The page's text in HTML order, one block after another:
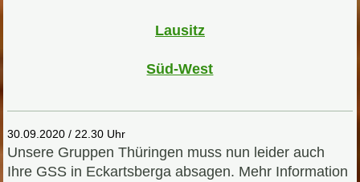
Lausitz
Süd-West
30.09.2020 / 22.30 Uhr
Unsere Gruppen Thüringen muss nun leider auch
Ihre GSS in Eckartsberga absagen. Mehr Information